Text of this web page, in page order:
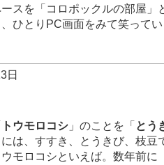
スを「コロポックルの部屋」
ひとりPC画面をみて笑って
日
トウモロコシ」のことを「 とう
は、すすき、とうきび、枝豆
モロコシといえば。数年前に